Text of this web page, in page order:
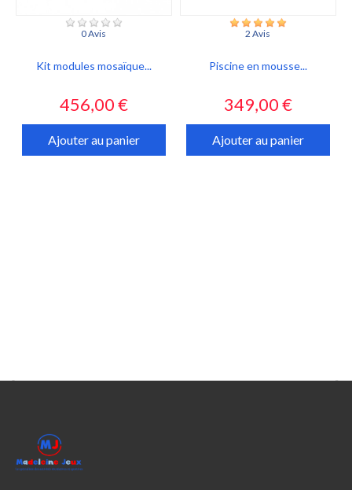
0 Avis
Kit modules mosaïque...
Prix
456,00 €
Ajouter au panier
2 Avis
Piscine en mousse...
Prix
349,00 €
Ajouter au panier
 